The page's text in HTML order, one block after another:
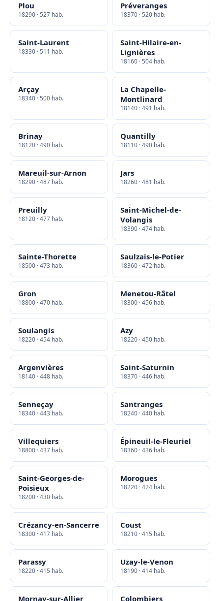
Plou
18290 · 527 hab.
Préveranges
18370 · 520 hab.
Saint-Laurent
18330 · 511 hab.
Saint-Hilaire-en-
Lignières
18160 · 504 hab.
Arçay
18340 · 500 hab.
La Chapelle-
Montlinard
18140 · 491 hab.
Brinay
18120 · 490 hab.
Quantilly
18110 · 490 hab.
Mareuil-sur-Arnon
18290 · 487 hab.
Jars
18260 · 481 hab.
Preuilly
18120 · 477 hab.
Saint-Michel-de-
Volangis
18390 · 474 hab.
Sainte-Thorette
18500 · 473 hab.
Saulzais-le-Potier
18360 · 472 hab.
Gron
18800 · 470 hab.
Menetou-Râtel
18300 · 456 hab.
Soulangis
18220 · 454 hab.
Azy
18220 · 450 hab.
Argenvières
18140 · 448 hab.
Saint-Saturnin
18370 · 446 hab.
Senneçay
18340 · 443 hab.
Santranges
18240 · 440 hab.
Villequiers
18800 · 437 hab.
Épineuil-le-Fleuriel
18360 · 436 hab.
Saint-Georges-de-
Poisieux
18200 · 430 hab.
Morogues
18220 · 424 hab.
Crézancy-en-Sancerre
18300 · 417 hab.
Coust
18210 · 415 hab.
Parassy
18220 · 415 hab.
Uzay-le-Venon
18190 · 414 hab.
Mornay-sur-Allier Colombiers